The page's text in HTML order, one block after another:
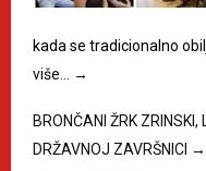
kada se tradicionalno
više…
→
BRONČANI ŽRK
DRŽAVNOJ ZAVRŠNICI →